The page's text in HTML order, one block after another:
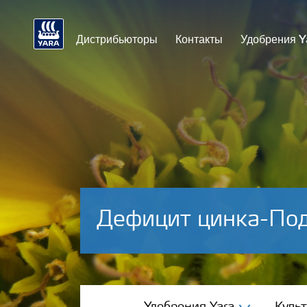
Дистрибьюторы Контакты Удобрения
Дефицит цинка-
Удобрения Yara